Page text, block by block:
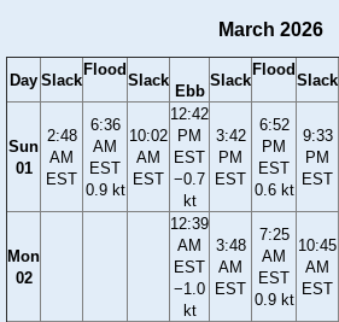
March 2026
Day Slack
Flood
Slack
Ebb
Slack
Flood
Slack
Sun
01
2:48
AM
EST
6:36
AM
EST
0.9 kt
10:02
AM
EST
12:42
PM
EST
−0.7
kt
3:42
PM
EST
6:52
PM
EST
0.6 kt
9:33
PM
EST
Mon
02
12:39
AM
EST
−1.0
kt
3:48
AM
EST
7:25
AM
EST
0.9 kt
10:45
AM
EST